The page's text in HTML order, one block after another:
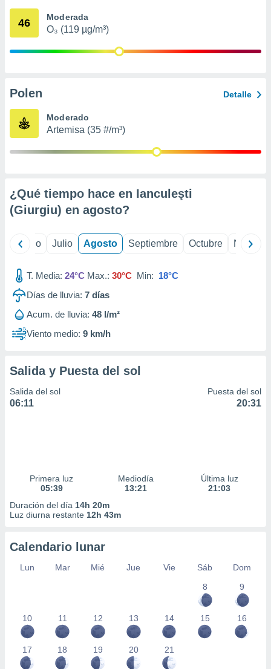
mediante
publicidad
de
46 Moderada
O₃ (119 µg/m³)
Polen Detalle
Moderado
Artemisa (35 #/m³)
¿Qué tiempo hace en Ianculeşti
(Giurgiu) en agosto?
Junio Julio Agosto Septiembre Octubre
T. Media: 24°C Max.: 30°C Min: 18°C
Días de lluvia: 7 días
Acum. de lluvia: 48 l/m²
Viento medio: 9 km/h
Salida y Puesta del sol
Salida del sol
06:11
Puesta del sol
20:31
Primera luz
05:39
Mediodía
13:21
Última luz
21:03
Duración del día 14h 20m
Luz diurna restante 12h 43m
Calendario lunar
Lun Mar Mié Jue Vie Sáb
Dom
8
9
10 11 12 13 14 15 16
17 18 19 20 21